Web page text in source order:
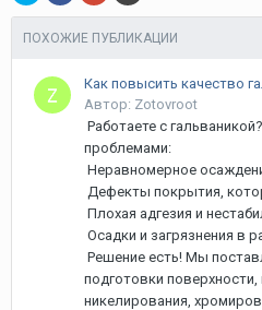
ПОХОЖИЕ ПУБЛИКАЦИИ
Автор: Zotovroot
Работаете с
проблемами:
Неравномерное
Дефекты покрытия,
Плохая адгезия и
Осадки и загрязнения в
Решение есть! Мы
подготовки поверхности,
никелирования,